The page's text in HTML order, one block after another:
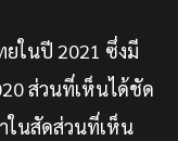
ในปี 2021 ซึ่งมี
ส่วนที่เห็นได้ชัด
ในสัดส่วนที่เห็น